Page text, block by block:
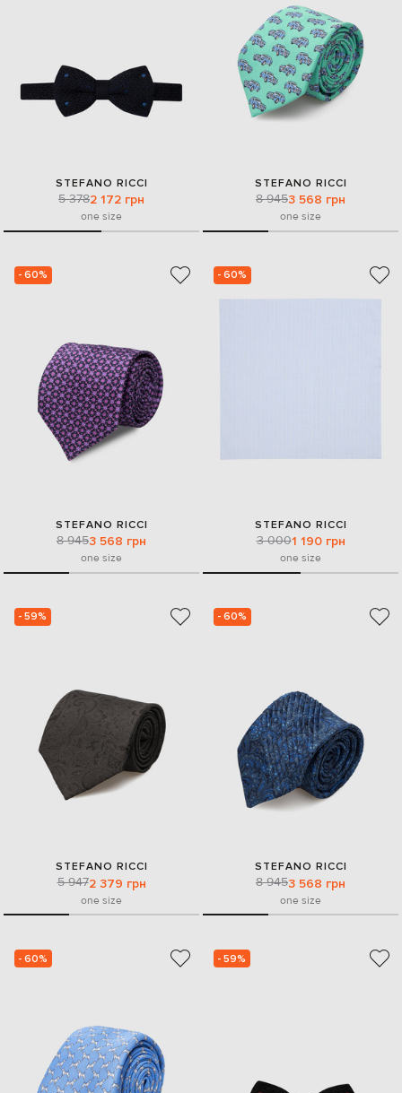
STEFANO RICCI
5 3782 172 грн
one size
STEFANO RICCI
8 9453 568 грн
one size
- 60%
STEFANO RICCI
8 9453 568 грн
one size
- 60%
STEFANO RICCI
3 0001 190 грн
one size
- 59%
STEFANO RICCI
5 9472 379 грн
one size
- 60%
STEFANO RICCI
8 9453 568 грн
one size
- 60% - 59%